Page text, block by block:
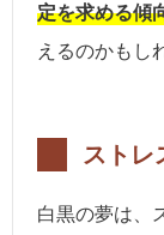
定を求める傾
えるのかもし
ストレ
白黒の夢は、